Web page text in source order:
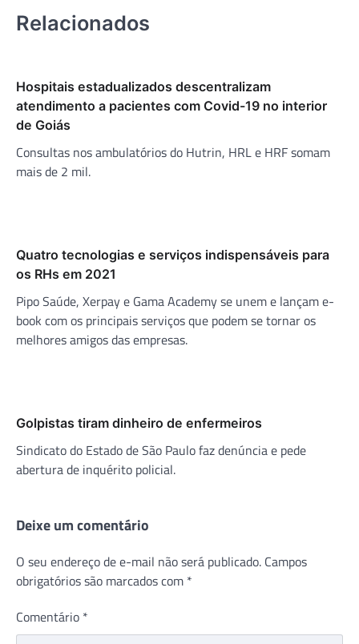
Relacionados
Hospitais estadualizados descentralizam
atendimento a pacientes com Covid-19 no interior
de Goiás
Consultas nos ambulatórios do Hutrin, HRL e HRF somam
mais de 2 mil.
Quatro tecnologias e serviços indispensáveis para
os RHs em 2021
Pipo Saúde, Xerpay e Gama Academy se unem e lançam e-
book com os principais serviços que podem se tornar os
melhores amigos das empresas.
Golpistas tiram dinheiro de enfermeiros
Sindicato do Estado de São Paulo faz denúncia e pede
abertura de inquérito policial.
Deixe um comentário
O seu endereço de e-mail não será publicado. Campos
obrigatórios são marcados com *
Comentário *